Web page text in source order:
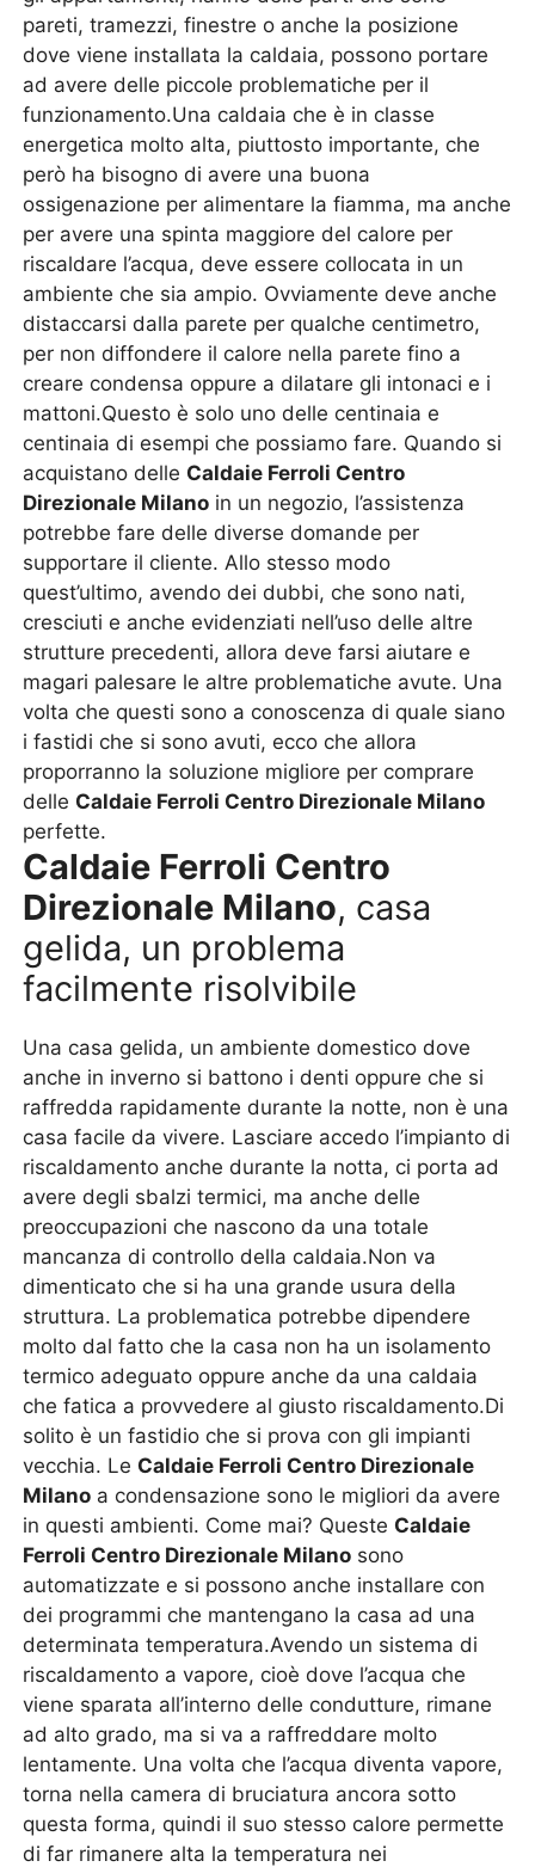
pareti, tramezzi, finestre o anche la posizione
dove viene installata la caldaia, possono portare
ad avere delle piccole problematiche per il
funzionamento.Una caldaia che è in classe
energetica molto alta, piuttosto importante, che
però ha bisogno di avere una buona
ossigenazione per alimentare la fiamma, ma anche
per avere una spinta maggiore del calore per
riscaldare l’acqua, deve essere collocata in un
ambiente che sia ampio. Ovviamente deve anche
distaccarsi dalla parete per qualche centimetro,
per non diffondere il calore nella parete fino a
creare condensa oppure a dilatare gli intonaci e i
mattoni.Questo è solo uno delle centinaia e
centinaia di esempi che possiamo fare. Quando si
acquistano delle Caldaie Ferroli Centro
Direzionale Milano in un negozio, l’assistenza
potrebbe fare delle diverse domande per
supportare il cliente. Allo stesso modo
quest’ultimo, avendo dei dubbi, che sono nati,
cresciuti e anche evidenziati nell’uso delle altre
strutture precedenti, allora deve farsi aiutare e
magari palesare le altre problematiche avute. Una
volta che questi sono a conoscenza di quale siano
i fastidi che si sono avuti, ecco che allora
proporranno la soluzione migliore per comprare
delle Caldaie Ferroli Centro Direzionale Milano
perfette.
Caldaie Ferroli Centro
Direzionale Milano, casa
gelida, un problema
facilmente risolvibile
Una casa gelida, un ambiente domestico dove
anche in inverno si battono i denti oppure che si
raffredda rapidamente durante la notte, non è una
casa facile da vivere. Lasciare accedo l’impianto di
riscaldamento anche durante la notta, ci porta ad
avere degli sbalzi termici, ma anche delle
preoccupazioni che nascono da una totale
mancanza di controllo della caldaia.Non va
dimenticato che si ha una grande usura della
struttura. La problematica potrebbe dipendere
molto dal fatto che la casa non ha un isolamento
termico adeguato oppure anche da una caldaia
che fatica a provvedere al giusto riscaldamento.Di
solito è un fastidio che si prova con gli impianti
vecchia. Le Caldaie Ferroli Centro Direzionale
Milano a condensazione sono le migliori da avere
in questi ambienti. Come mai? Queste Caldaie
Ferroli Centro Direzionale Milano sono
automatizzate e si possono anche installare con
dei programmi che mantengano la casa ad una
determinata temperatura.Avendo un sistema di
riscaldamento a vapore, cioè dove l’acqua che
viene sparata all’interno delle condutture, rimane
ad alto grado, ma si va a raffreddare molto
lentamente. Una volta che l’acqua diventa vapore,
torna nella camera di bruciatura ancora sotto
questa forma, quindi il suo stesso calore permette
di far rimanere alta la temperatura nei